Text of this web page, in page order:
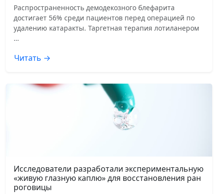
Распространенность демодекозного блефарита
достигает 56% среди пациентов перед операцией по
удалению катаракты. Таргетная терапия лотиланером
…
Читать →
Исследователи разработали экспериментальную
«живую глазную каплю» для восстановления ран
роговицы